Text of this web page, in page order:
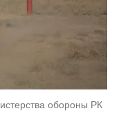
обороны РК